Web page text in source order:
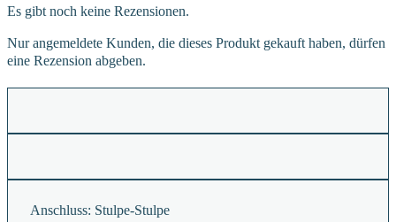
Es gibt noch keine Rezensionen.
Nur angemeldete Kunden, die dieses Produkt gekauft haben, dürfen
eine Rezension abgeben.
Anschluss: Stulpe-Stulpe